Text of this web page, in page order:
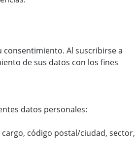
consentimiento. Al suscribirse a
de sus datos con los fines
datos personales:
código postal/ciudad, sector,